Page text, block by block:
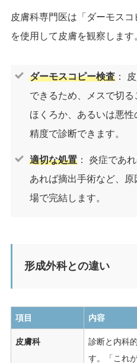
皮膚科専門医は「ダーモス
を使用して皮膚を観察します
ダーモスコピー検査 ：
できるため、メスで切
ほくろか、あるいは悪
精度で診断できます。
適切な処置 ： 炎症であ
あれば摘出手術など、
場で完結します。
形成外科との違い
項目 内容
皮膚科
診断と内科
す。「これ